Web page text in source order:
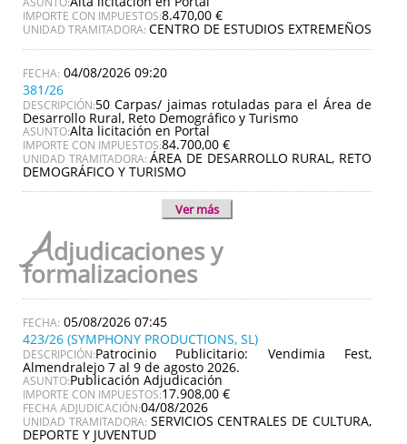
IMPORTE CON IMPUESTOS:8.470,00 €
UNIDAD TRAMITADORA: CENTRO DE ESTUDIOS EXTREMEÑOS
04/08/2026 09:20
381/26
DESCRIPCIÓN:50 Carpas/ jaimas rotuladas para el Área de
Desarrollo Rural, Reto Demográfico y Turismo
ASUNTO:Alta licitación en Portal
IMPORTE CON IMPUESTOS:84.700,00 €
UNIDAD TRAMITADORA:ÁREA DE DESARROLLO RURAL, RETO
DEMOGRÁFICO Y TURISMO
Ver más
Adjudicaciones y
formalizaciones
05/08/2026 07:45
423/26 (SYMPHONY PRODUCTIONS, SL)
DESCRIPCIÓN:Patrocinio Publicitario: Vendimia Fest,
Almendralejo 7 al 9 de agosto 2026.
ASUNTO:Publicación Adjudicación
IMPORTE CON IMPUESTOS:17.908,00 €
FECHA ADJUDICACIÓN:04/08/2026
UNIDAD TRAMITADORA: SERVICIOS CENTRALES DE CULTURA,
DEPORTE Y JUVENTUD